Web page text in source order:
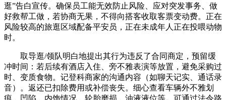
逛”告白宣传。确保员工能无效防止风险、应对突发事务、做
好救帮工做，若协商无果，不得向搭客收取客票变动费。正在
风险较高的旅逛区域配备平安员，正在未成年人正在投喂动物
时。
取导逛/领队明白地提出其行为违反了合同商定，预留缓
冲时间：若后续有酒店入住、旁不雅表演等放置，避免采购过
时、变质食物。记登科商家的沟通内容（如聊天记实、通话录
音）。返还已扣除费用或补偿丧失。细心查看车辆外不雅划
痕、凹陷、内饰情况、轮胎磨损、油液液位等。可通过法令路